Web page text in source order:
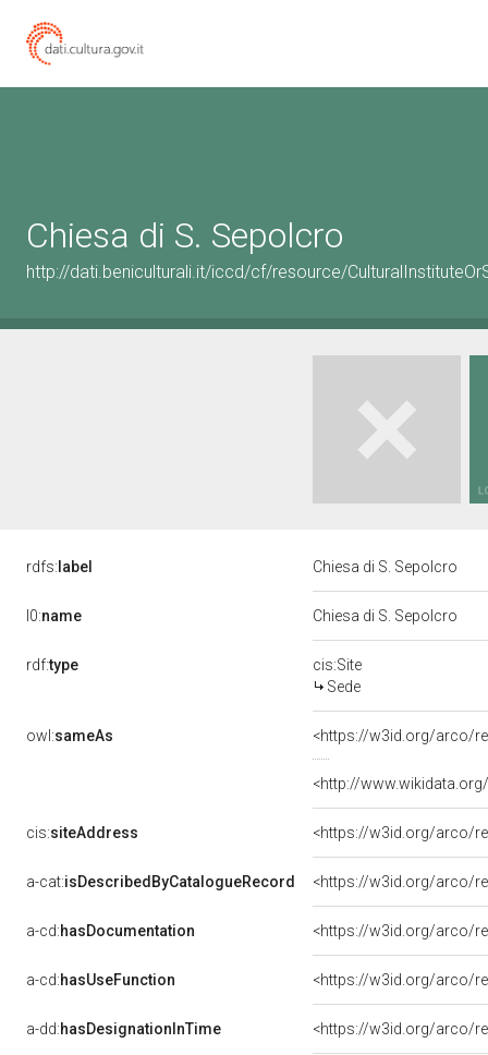
Chiesa di S. Sepolcro
http://dati.beniculturali.it/iccd/cf/resource/
rdfs: label Chiesa di S. Sepolcro
l0:name Chiesa di S. Sepolcro
rdf:type
cis:Site
Sede
owl:sameAs <https://w3id.org/arco/
<http://
cis:siteAddress <https://w3id.org/arco/
a-cat:isDescribedByCatalogueRecord <https://w3id.org/arco/
a-cd:hasDocumentation
a-cd:hasUseFunction <https://w3id.org/arco/
a-dd:hasDesignationInTime <https://w3id.org/arco/